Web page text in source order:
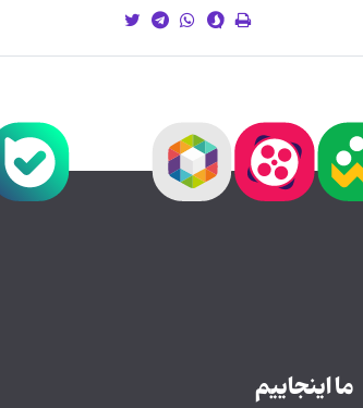
ما اینجاییم